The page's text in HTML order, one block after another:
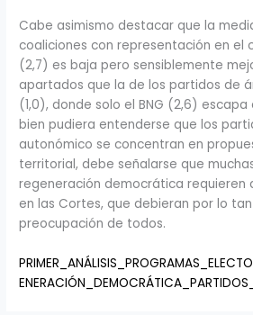
Cabe asimismo destacar que la
coaliciones con representación en el
(2,7) es baja pero sensiblemente
apartados que la de los partidos de
(1,0), donde solo el BNG (2,6)
bien pudiera entenderse que los
autonómico se concentran en
territorial, debe señalarse que
regeneración democrática requieren
en las Cortes, que debieran por lo
preocupación de todos.